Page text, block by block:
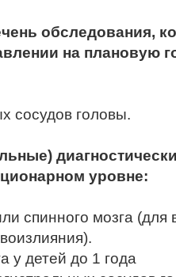
обследования,
на плановую
сосудов головы.
уровне:
спинного мозга (для
у детей до 1 года